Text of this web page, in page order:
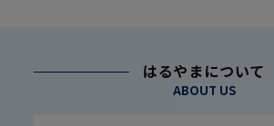
はるやまについて
ABOUT US